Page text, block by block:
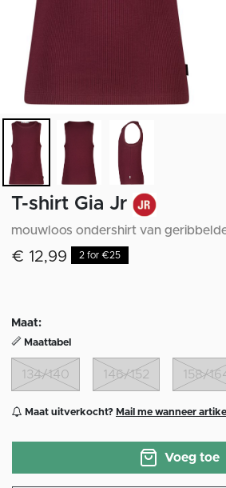
T-shirt Gia Jr
mouwloos ondershirt van
€ 12,99 2 for €25
Maat:
Maattabel
134/140 146/152 158/
Maat uitverkocht? Mail me wanneer
Voeg toe